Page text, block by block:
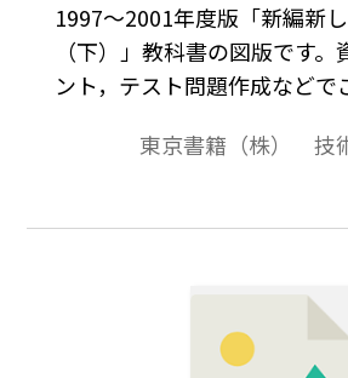
1997～2001年度版「新編新
（下）」教科書の図版です。
ント，テスト問題作成などで
の家族関係を図式化，イラス
東京書籍（株） 技